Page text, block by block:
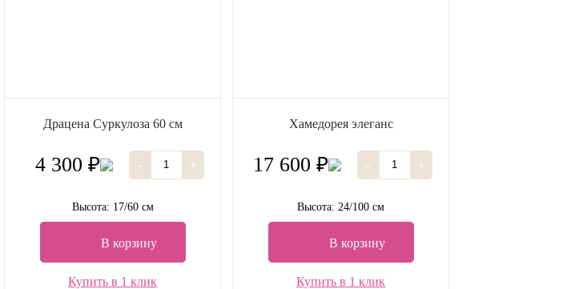
Драцена Суркулоза 60 см
4 300 ₽ - +
Высота: 17/60 см
В корзину
Купить в 1 клик
Хамедорея элеганс
17 600 ₽ - +
Высота: 24/100 см
В корзину
Купить в 1 клик